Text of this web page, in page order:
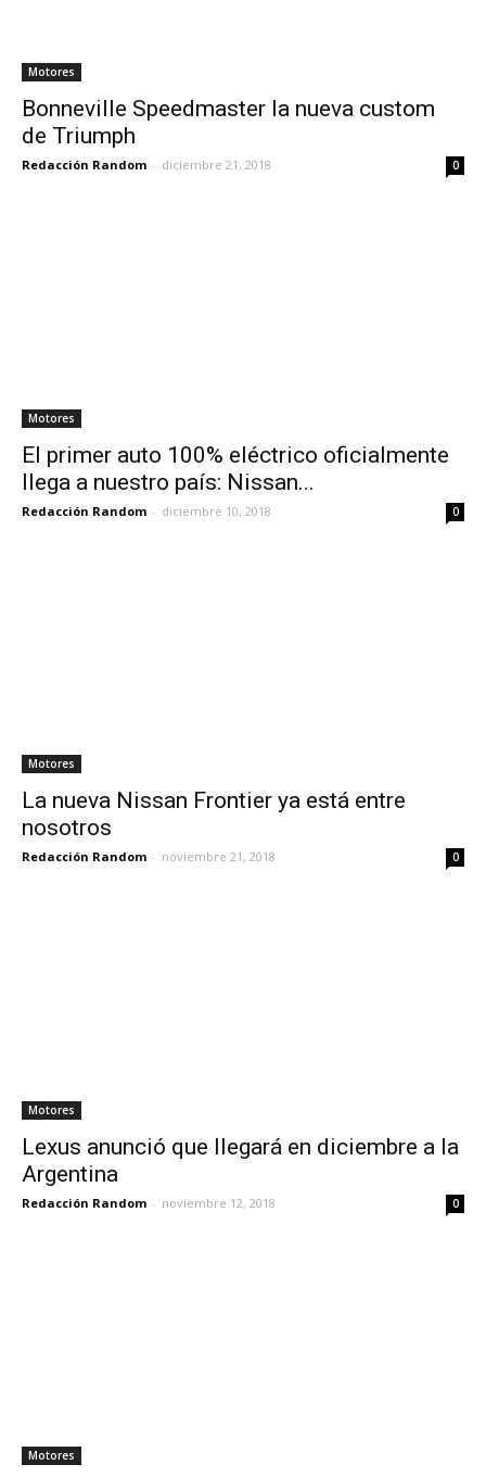
Motores
Bonneville Speedmaster la nueva custom
de Triumph
Redacción Random - diciembre 21, 2018 0
Motores
El primer auto 100% eléctrico oficialmente
llega a nuestro país: Nissan...
Redacción Random - diciembre 10, 2018 0
Motores
La nueva Nissan Frontier ya está entre
nosotros
Redacción Random - noviembre 21, 2018 0
Motores
Lexus anunció que llegará en diciembre a la
Argentina
Redacción Random - noviembre 12, 2018 0
Motores